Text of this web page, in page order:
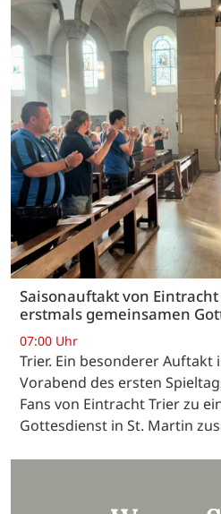
Saisonauftakt von
erstmals gemeinsamen
07:00 Uhr
Trier. Ein besonderer Auftakt
Vorabend des ersten
Fans von Eintracht Trier zu
Gottesdienst in St. Martin